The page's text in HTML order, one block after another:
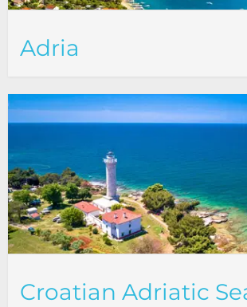
Adria
Croatian Adriatic